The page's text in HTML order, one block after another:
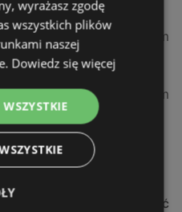
98,87 km
100,11 km
pobliżu
ODLEGŁOŚĆ
wyrażasz zgodę
wszystkich plików
naszej
Dowiedz się więcej